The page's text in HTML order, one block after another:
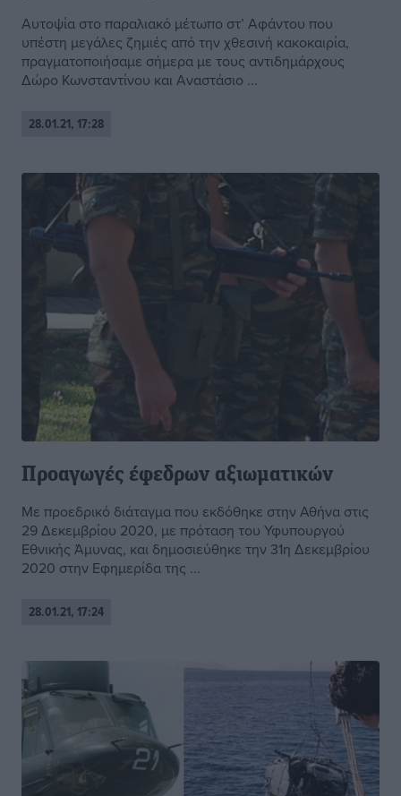
Αυτοψία στο παραλιακό μέτωπο στ’ Αφάντου που
υπέστη μεγάλες ζημιές από την χθεσινή κακοκαιρία,
πραγματοποιήσαμε σήμερα με τους αντιδημάρχους
Δώρο Κωνσταντίνου και Αναστάσιο ...
28.01.21, 17:28
Προαγωγές έφεδρων αξιωματικών
Με προεδρικό διάταγμα που εκδόθηκε στην Αθήνα στις
29 Δεκεμβρίου 2020, με πρόταση του Υφυπουργού
Εθνικής Άμυνας, και δημοσιεύθηκε την 31η Δεκεμβρίου
2020 στην Εφημερίδα της ...
28.01.21, 17:24